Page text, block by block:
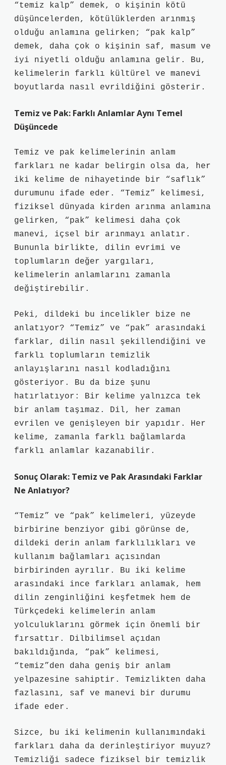
“temiz kalp” demek, o kişinin kötü
düşüncelerden, kötülüklerden arınmış
olduğu anlamına gelirken; “pak kalp”
demek, daha çok o kişinin saf, masum ve
iyi niyetli olduğu anlamına gelir. Bu,
kelimelerin farklı kültürel ve manevi
boyutlarda nasıl evrildiğini gösterir.
Temiz ve Pak: Farklı Anlamlar Aynı Temel
Düşüncede
Temiz ve pak kelimelerinin anlam
farkları ne kadar belirgin olsa da, her
iki kelime de nihayetinde bir “saflık”
durumunu ifade eder. “Temiz” kelimesi,
fiziksel dünyada kirden arınma anlamına
gelirken, “pak” kelimesi daha çok
manevi, içsel bir arınmayı anlatır.
Bununla birlikte, dilin evrimi ve
toplumların değer yargıları,
kelimelerin anlamlarını zamanla
değiştirebilir.
Peki, dildeki bu incelikler bize ne
anlatıyor? “Temiz” ve “pak” arasındaki
farklar, dilin nasıl şekillendiğini ve
farklı toplumların temizlik
anlayışlarını nasıl kodladığını
gösteriyor. Bu da bize şunu
hatırlatıyor: Bir kelime yalnızca tek
bir anlam taşımaz. Dil, her zaman
evrilen ve genişleyen bir yapıdır. Her
kelime, zamanla farklı bağlamlarda
farklı anlamlar kazanabilir.
Sonuç Olarak: Temiz ve Pak Arasındaki Farklar
Ne Anlatıyor?
“Temiz” ve “pak” kelimeleri, yüzeyde
birbirine benziyor gibi görünse de,
dildeki derin anlam farklılıkları ve
kullanım bağlamları açısından
birbirinden ayrılır. Bu iki kelime
arasındaki ince farkları anlamak, hem
dilin zenginliğini keşfetmek hem de
Türkçedeki kelimelerin anlam
yolculuklarını görmek için önemli bir
fırsattır. Dilbilimsel açıdan
bakıldığında, “pak” kelimesi,
“temiz”den daha geniş bir anlam
yelpazesine sahiptir. Temizlikten daha
fazlasını, saf ve manevi bir durumu
ifade eder.
Sizce, bu iki kelimenin kullanımındaki
farkları daha da derinleştiriyor muyuz?
Temizliği sadece fiziksel bir temizlik